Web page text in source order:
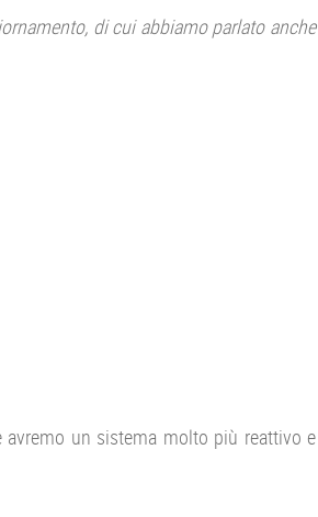
di cui abbiamo parlato anche
avremo un sistema molto più reattivo e